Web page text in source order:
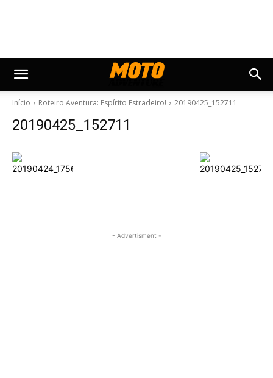
Início Roteiro Aventura: Espírito Estradeiro! 20190425_152711
20190425_152711
- Advertisment -